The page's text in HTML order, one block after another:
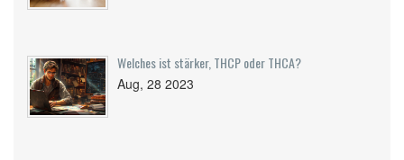
Welches ist stärker, THCP oder THCA?
Aug, 28 2023